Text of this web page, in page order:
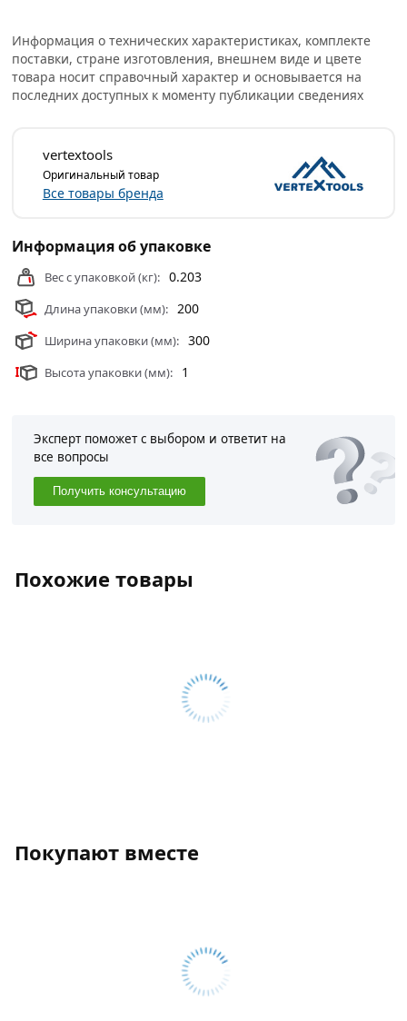
профессиональные менеджеры обработают заказ и
свяжутся с Вами для согласования условий доставки
или самовывоза.
Угольник vertextools 300x200 мм, цельнометаллический
слесарном производстве. Является измерительным
атрибутом.
Основным достоинством цельнометаллического
наносить не только линии под прямым углом, но и
параллельную разметку.
Условия доставки и цены на товар Угольник vertextools
300x200 мм, цельнометаллический 3041-300 из
категорииУгольники и отвесы
Москве и области.
Информация о технических характеристиках, комплекте
поставки, стране изготовления, внешнем виде и цвете
товара носит справочный характер и основывается на
последних доступных к моменту публикации сведениях
vertextools
Оригинальный товар
Все товары бренда
Информация об упаковке
Вес с упаковкой (кг): 0.203
Длина упаковки (мм): 200
Ширина упаковки (мм): 300
Высота упаковки (мм): 1
Эксперт поможет с выбором и ответит на
все вопросы
Получить консультацию
Похожие товары
Покупают вместе